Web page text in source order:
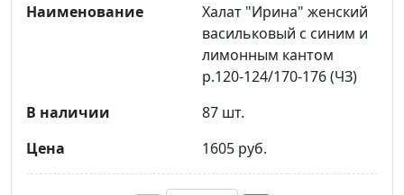
Халат "Ирина" женский
васильковый с синим и
лимонным кантом
р.120-124/170-176 (ЧЗ)
87 шт.
1605 руб.